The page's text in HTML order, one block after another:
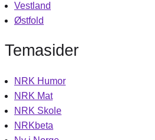
Vestland
Østfold
Temasider
NRK Humor
NRK Mat
NRK Skole
NRKbeta